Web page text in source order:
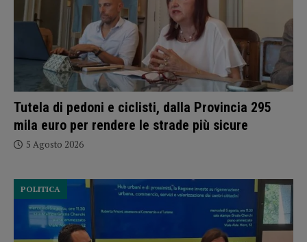
Tutela di pedoni e ciclisti, dalla Provincia 295
mila euro per rendere le strade più sicure
5 Agosto 2026
POLITICA